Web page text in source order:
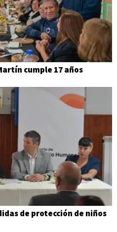
cumple 17 años
de protección de niños